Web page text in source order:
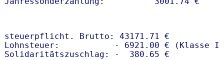
steuerpflicht. Brutto: 43171.71 €
Lohnsteuer:           - 6921.00 € (Klasse I)
Solidaritätszuschlag: -  380.65 €